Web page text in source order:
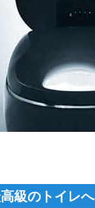
級のトイレへ